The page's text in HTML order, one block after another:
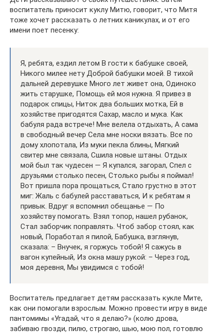
воспитатель приносит куклу Митю, говорит, что Митя
тоже хочет рассказать о летних каникулах, и от его
имени поет песенку:
Я, ребята, ездил летом В гости к бабушке своей,
Никого милее нету Доброй бабушки моей. В тихой
дальней деревушке Много лет живет она, Одиноко
жить старушке, Помощь ей моя нужна. Я привез в
подарок спицы, Ниток два больших мотка, Ей в
хозяйстве пригодятся Сахар, масло и мука. Как
бабуля рада встрече! Мне велела отдыхать, А сама
в свободный вечер Села мне носки вязать. Все по
дому хлопотала, Из муки пекла блины, Мягкий
свитер мне связала, Сшила новые штаны. Отдых
мой был так чудесен — Я купался, загорал, Спел с
друзьями столько песен, Столько рыбы я поймал!
Вот пришла пора прощаться, Стало грустно в этот
миг: Жаль с бабулей расставаться, И к ребятам я
привык. Вдруг я вспомнил обещанье — По
хозяйству помогать. Взял топор, нашел рубанок,
Стал заборчик поправлять. Чтоб забор стоял, как
новый, Поработал я пилой, Бабушка, взглянув,
сказала: – Внучек, я горжусь тобой! Я сажусь в
вагон купейный, Из окна машу рукой: – Через год,
моя деревня, Мы увидимся с тобой!
Воспитатель предлагает детям рассказать кукле Мите,
как они помогали взрослым. Можно провести игру в виде
пантомимы «Угадай, что я делаю?» (колю дрова,
забиваю гвозди, пилю, строгаю, шью, мою пол, готовлю